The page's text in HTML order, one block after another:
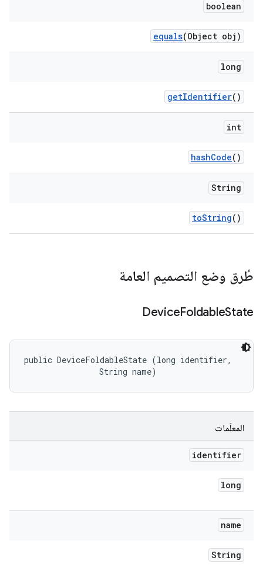
boolean
equals(Object obj)
long
getIdentifier()
int
hashCode()
String
toString()
طُرق وضع التصميم العامة
DeviceFoldableState
public DeviceFoldableState (long identifier,
                String name)
المعلَمات
identifier
long
name
String